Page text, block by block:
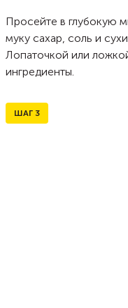
Просейте в глубокую
муку сахар, соль и
Лопаточкой или
ингредиенты.
ШАГ 3